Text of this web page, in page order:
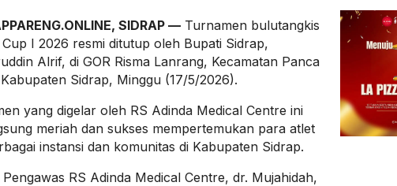
SIDRAP — Turnamen bulutangkis
Cup I 2026 resmi ditutup oleh Bupati Sidrap,
Alrif, di GOR Risma Lanrang, Kecamatan Panca
Sidrap, Minggu (17/5/2026).
yang digelar oleh RS Adinda Medical Centre ini
meriah dan sukses mempertemukan para atlet
instansi dan komunitas di Kabupaten Sidrap.
RS Adinda Medical Centre, dr. Mujahidah,